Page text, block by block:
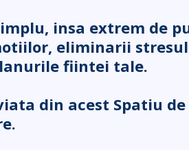
simplu, insa extrem de
eliminarii
fiintei tale.
din acest Spatiu